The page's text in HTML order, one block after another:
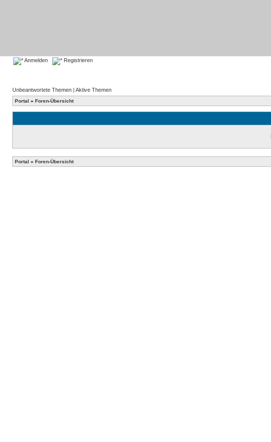
Anmelden Registrieren
Unbeantwortete Themen | Aktive Themen
Portal » Foren-Übersicht
Portal » Foren-Übersicht